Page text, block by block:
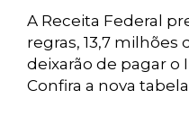
A Receita Federal
regras, 13,7
deixarão de pagar o
Confira a nova